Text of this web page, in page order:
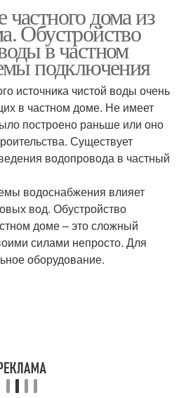
дома из
Обустройство
в частном
подключения
источника чистой воды очень
в частном доме. Не имеет
построено раньше или оно
Существует
водопровода в частный
водоснабжения влияет
вод. Обустройство
доме – это сложный
силами непросто. Для
оборудование.